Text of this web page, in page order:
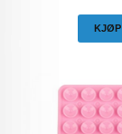
KJØP